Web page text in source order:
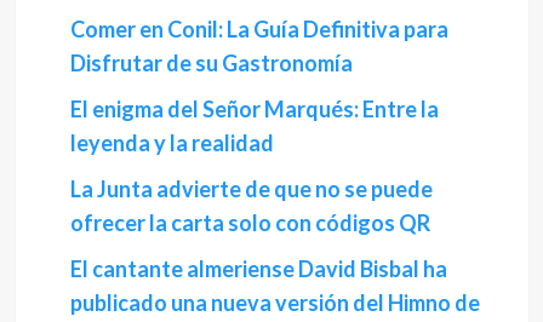
Comer en Conil: La Guía Definitiva para
Disfrutar de su Gastronomía
El enigma del Señor Marqués: Entre la
leyenda y la realidad
La Junta advierte de que no se puede
ofrecer la carta solo con códigos QR
El cantante almeriense David Bisbal ha
publicado una nueva versión del Himno de